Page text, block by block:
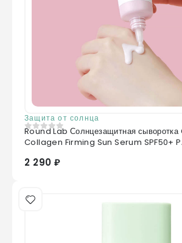
Защита от солнца
0 из 5
Round Lab Солнцезащитная
Collagen Firming Sun Serum SPF50+
2 290 ₽